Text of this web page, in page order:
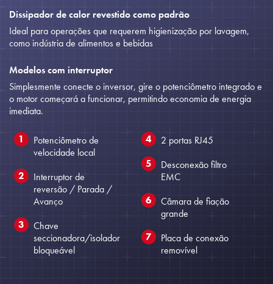
Dissipador de calor revestido como padrão
Ideal para operações que requerem higienização por lavagem,
como indústria de alimentos e bebidas
Modelos com interruptor
Simplesmente conecte o inversor, gire o potenciômetro integrado e
o motor começará a funcionar, permitindo economia de energia
imediata.
Potenciômetro de
velocidade local
Interruptor de
reversão / Parada /
Avanço
Chave
seccionadora/isolador
bloqueável
2 portas RJ45
Desconexão filtro
EMC
Câmara de fiação
grande
Placa de conexão
removível